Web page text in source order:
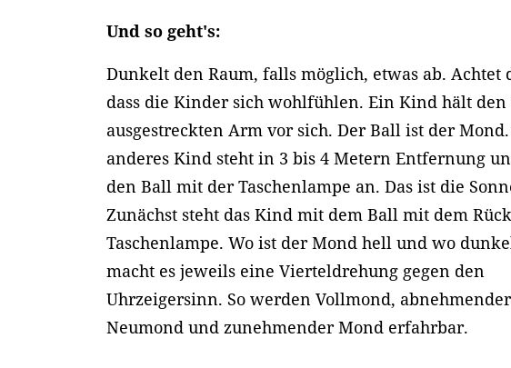
Und so geht's:
Dunkelt den Raum, falls möglich, etwas ab. Achtet
dass die Kinder sich wohlfühlen. Ein Kind hält
ausgestreckten Arm vor sich. Der Ball ist der
anderes Kind steht in 3 bis 4 Metern Entfernung
den Ball mit der Taschenlampe an. Das ist die
Zunächst steht das Kind mit dem Ball mit dem
Taschenlampe. Wo ist der Mond hell und wo
macht es jeweils eine Vierteldrehung gegen den
Uhrzeigersinn. So werden Vollmond,
Neumond und zunehmender Mond erfahrbar.